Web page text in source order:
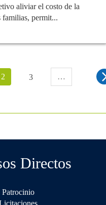
aliviar el costo de la
familias, permit...
2 3 …
Directos
Patrocinio